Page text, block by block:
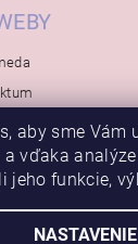
Mio
aby sme Vám
vďaka
jeho funkcie,
NASTAVENIE